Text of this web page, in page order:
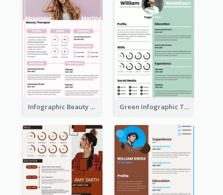
Infographic Beauty Consultant Resume Green Infographic Teacher Resume